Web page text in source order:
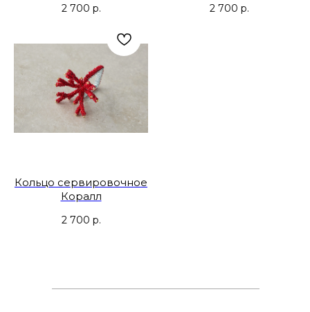
2 700 р. 2 700 р.
Кольцо сервировочное
Коралл
2 700 р.